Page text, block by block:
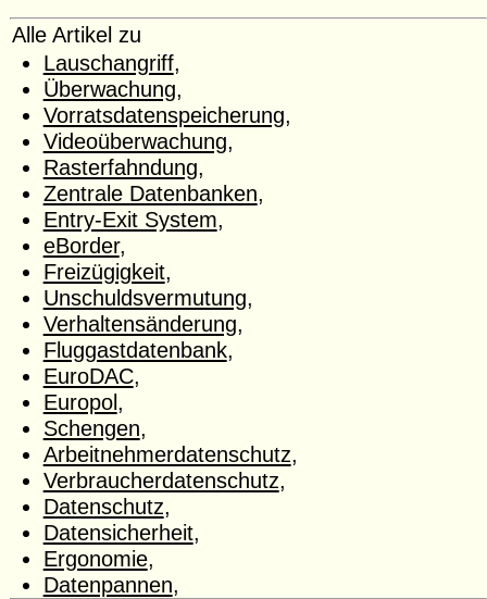
Alle Artikel zu
Lauschangriff,
Überwachung,
Vorratsdatenspeicherung,
Videoüberwachung,
Rasterfahndung,
Zentrale Datenbanken,
Entry-Exit System,
eBorder,
Freizügigkeit,
Unschuldsvermutung,
Verhaltensänderung,
Fluggastdatenbank,
EuroDAC,
Europol,
Schengen,
Arbeitnehmerdatenschutz,
Verbraucherdatenschutz,
Datenschutz,
Datensicherheit,
Ergonomie,
Datenpannen,